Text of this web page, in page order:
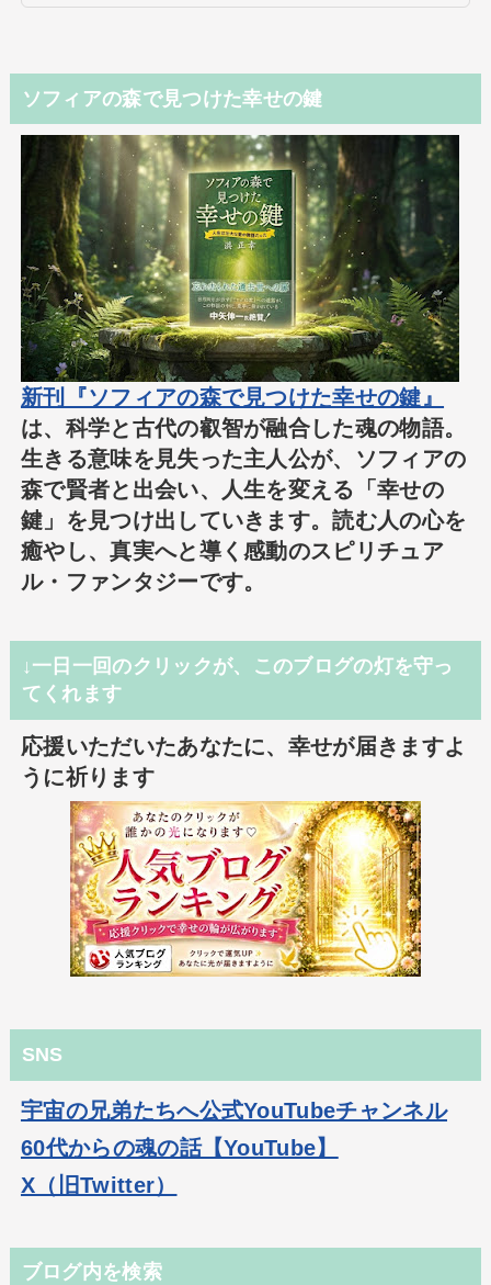
ソフィアの森で見つけた幸せの鍵
新刊『ソフィアの森で見つけた幸せの鍵』
は、科学と古代の叡智が融合した魂の物語。
生きる意味を見失った主人公が、ソフィアの
森で賢者と出会い、人生を変える「幸せの
鍵」を見つけ出していきます。読む人の心を
癒やし、真実へと導く感動のスピリチュア
ル・ファンタジーです。
↓一日一回のクリックが、このブログの灯を守っ
てくれます
応援いただいたあなたに、幸せが届きますよ
うに祈ります
SNS
宇宙の兄弟たちへ公式YouTubeチャンネル
60代からの魂の話【YouTube】
X（旧Twitter）
ブログ内を検索